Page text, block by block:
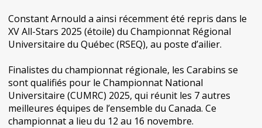
Constant Arnould a ainsi récemment été repris dans le
XV All-Stars 2025 (étoile) du Championnat Régional
Universitaire du Québec (RSEQ), au poste d’ailier.
Finalistes du championnat régionale, les Carabins se
sont qualifiés pour le Championnat National
Universitaire (CUMRC) 2025, qui réunit les 7 autres
meilleures équipes de l’ensemble du Canada. Ce
championnat a lieu du 12 au 16 novembre.